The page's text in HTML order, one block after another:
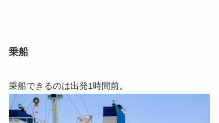
乗船
乗船できるのは出発1時間前。